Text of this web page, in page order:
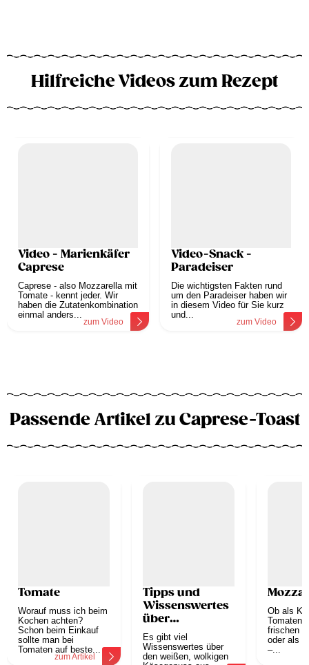
Hilfreiche Videos zum Rezept
Video - Marienkäfer
Caprese
Caprese - also Mozzarella mit
Tomate - kennt jeder. Wir
haben die Zutatenkombination
einmal anders...
zum Video
Video-Snack -
Paradeiser
Die wichtigsten Fakten rund
um den Paradeiser haben wir
in diesem Video für Sie kurz
und...
zum Video
Passende Artikel zu Caprese-Toast
Tomate
Worauf muss ich beim
Kochen achten?
Schon beim Einkauf
sollte man bei
Tomaten auf beste...
zum Artikel
Tipps und
Wissenswertes
über
Mozzarella
Es gibt viel
Wissenswertes über
den weißen, wolkigen
Ob als
Tomaten,
frischen
oder als
–...